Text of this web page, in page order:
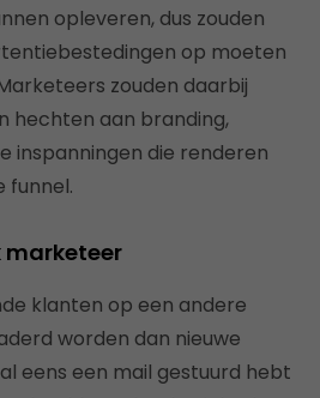
opleveren, dus zouden
op moeten
zouden daarbij
hechten aan branding,
inspanningen die renderen
funnel.
marketeer
klanten op een andere
worden dan nieuwe
eens een mail gestuurd hebt